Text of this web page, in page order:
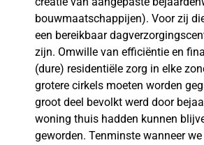
bouwmaatschappijen). Voor zij
een bereikbaar
zijn. Omwille van efficiëntie en
(dure) residentiële zorg in elke
grotere cirkels moeten worden
groot deel bevolkt werd door
woning thuis hadden kunnen
geworden. Tenminste wanneer